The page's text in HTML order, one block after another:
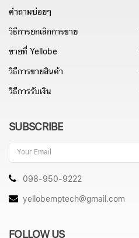
คำถามบ่อยๆ
วิธีการยกเลิกการขาย
ขายที่ Yellobe
วิธีการขายสินค้า
วิธีการรับเงิน
SUBSCRIBE
098-950-9222
yellobemptech@gmail.com